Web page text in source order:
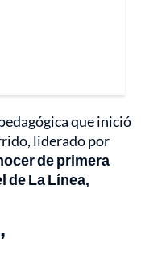
que inició
liderado por
de primera
de La Línea,